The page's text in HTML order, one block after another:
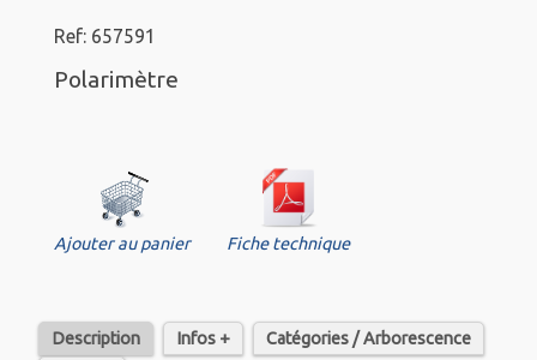
Ref: 657591
Polarimètre
Ajouter au panier Fiche technique
Description Infos +
Catégories / Arborescence